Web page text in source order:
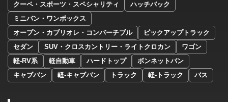
クーペ・スポーツ・スペシャリティ
ハッチバック
ミニバン・ワンボックス
オープン・カブリオレ・コンバーチブル
ピックアップトラック
セダン
SUV・クロスカントリー・ライトクロカン
ワゴン
軽-RV系
軽自動車 ハードトップ
ボンネットバン
キャブバン
軽-キャブバン トラック 軽-トラック バス